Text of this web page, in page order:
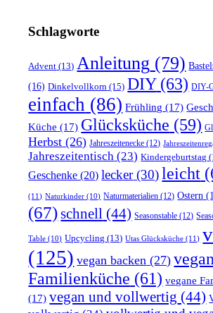
Schlagworte
Advent (13) Anleitung (79)
(16) Dinkelvollkorn (15) DIY(63) DIY-
einfach (86) Frühling (17)
Küche (17) Glücksküche (59)
Herbst (26) Jahreszeitenecke (12)
Jahreszeitentisch (23) Kindergeburtstag
Geschenke (20) lecker(30) leicht
(11) Naturkinder (10) Naturmaterialien (12) Ostern
(67)schnell (44) Seasonstable (12)
Table (10) Upcycling (13) Utas Glücksküche (11)
(125) vegan backen (27)
Familienküche (61) vegane
(17) vegan und vollwertig (44)